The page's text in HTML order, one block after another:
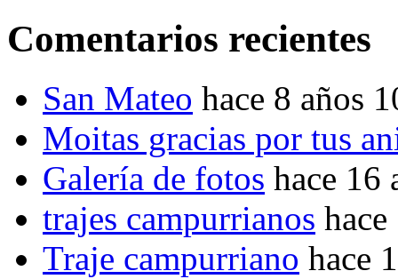
Comentarios recientes
San Mateo hace 8 años
Moitas gracias por tus
Galería de fotos hace 16
trajes campurrianos
Traje campurriano hace